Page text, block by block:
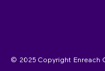
© 2025 Copyright Enreach